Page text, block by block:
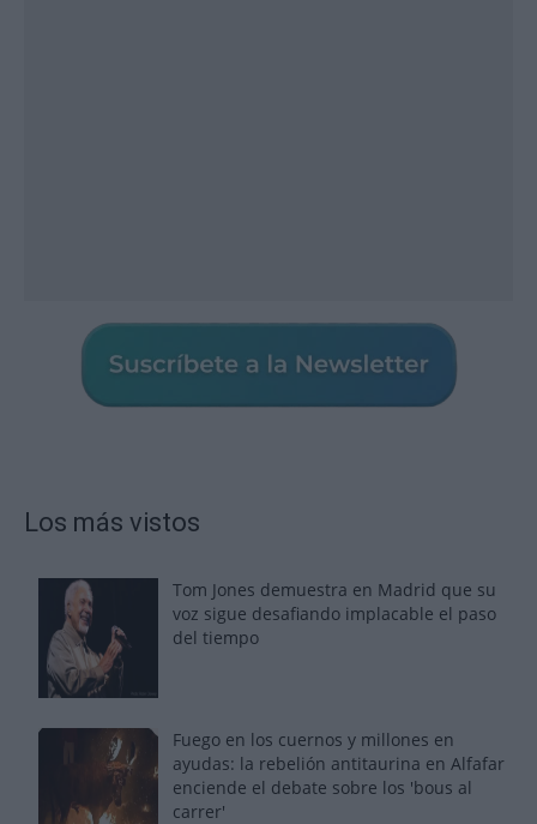
Los más vistos
Tom Jones demuestra en Madrid que su
voz sigue desafiando implacable el paso
del tiempo
Fuego en los cuernos y millones en
ayudas: la rebelión antitaurina en Alfafar
enciende el debate sobre los 'bous al
carrer'